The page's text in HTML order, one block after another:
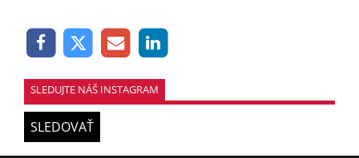
SLEDUJTE NÁŠ INSTAGRAM
SLEDOVAŤ